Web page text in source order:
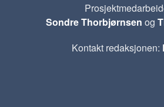
Sondre Thorbjørnsen og
Kontakt redaksjonen: